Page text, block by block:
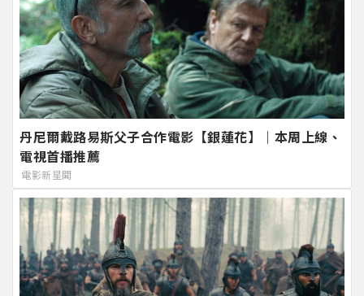
丹尼爾戴路易斯父子合作電影【銀蓮花】｜本周上線、
電視首播推薦
電影新星聞